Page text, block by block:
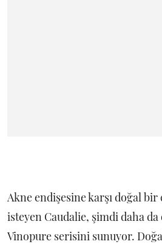
Akne endişesine karşı doğal
isteyen Caudalie, şimdi daha
Vinopure serisini sunuyor.